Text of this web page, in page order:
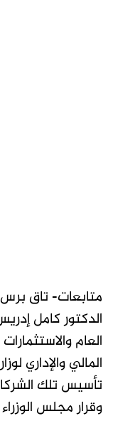
متابعات- تاق برس-
الدكتور كامل
العام
المالي والإداري
تأسيس تلك
وقرار مجلس الوزراء رقم (104)